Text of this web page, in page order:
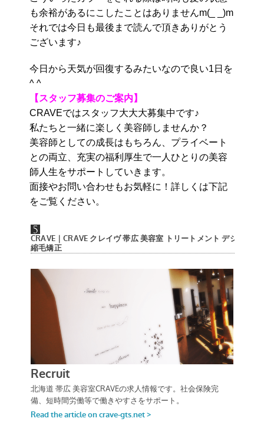
も余裕があるにこしたことはありませんm(_ _)m
それでは今日も最後まで読んで頂きありがとう
ございます♪
今日から天気が回復するみたいなので良い1日を
^ ^
【スタッフ募集のご案内】
CRAVEではスタッフ大大大募集中です♪
私たちと一緒に楽しく美容師しませんか？
美容師としての成長はもちろん、プライベート
との両立、充実の福利厚生で一人ひとりの美容
師人生をサポートしていきます。
面接やお問い合わせもお気軽に！詳しくは下記
をご覧ください。